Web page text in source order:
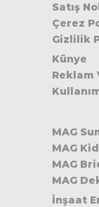
Satış
Çerez
Gizlilik
Künye
Reklam
MAG
MAG
MAG
MAG
İnşaat